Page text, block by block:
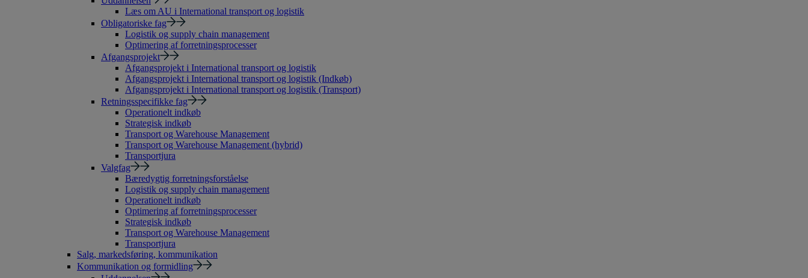
Læs om AU i International transport og logistik
Obligatoriske fag
Logistik og supply chain management
Optimering af forretningsprocesser
Afgangsprojekt
Afgangsprojekt i International transport og logistik
Afgangsprojekt i International transport og logistik (Indkøb)
Afgangsprojekt i International transport og logistik (Transport)
Retningsspecifikke fag
Operationelt indkøb
Strategisk indkøb
Transport og Warehouse Management
Transport og Warehouse Management (hybrid)
Transportjura
Valgfag
Bæredygtig forretningsforståelse
Logistik og supply chain management
Operationelt indkøb
Optimering af forretningsprocesser
Strategisk indkøb
Transport og Warehouse Management
Transportjura
Salg, markedsføring, kommunikation
Kommunikation og formidling